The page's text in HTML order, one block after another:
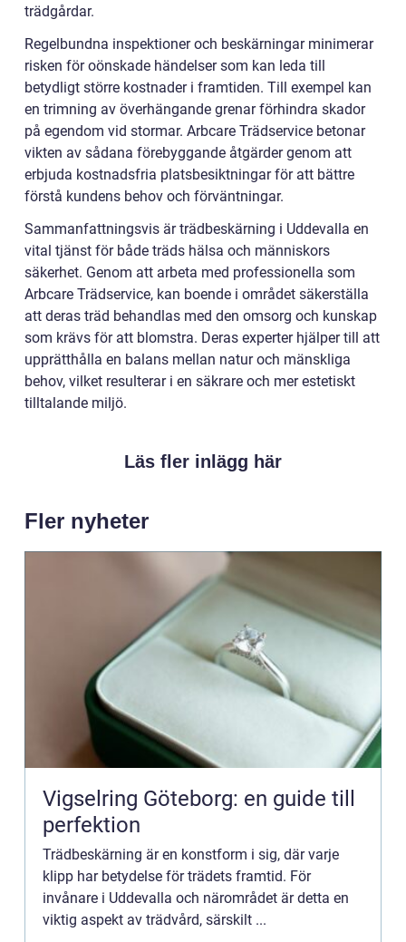
trädgårdar.
Regelbundna inspektioner och beskärningar minimerar
risken för oönskade händelser som kan leda till
betydligt större kostnader i framtiden. Till exempel kan
en trimning av överhängande grenar förhindra skador
på egendom vid stormar. Arbcare Trädservice betonar
vikten av sådana förebyggande åtgärder genom att
erbjuda kostnadsfria platsbesiktningar för att bättre
förstå kundens behov och förväntningar.
Sammanfattningsvis är trädbeskärning i Uddevalla en
vital tjänst för både träds hälsa och människors
säkerhet. Genom att arbeta med professionella som
Arbcare Trädservice, kan boende i området säkerställa
att deras träd behandlas med den omsorg och kunskap
som krävs för att blomstra. Deras experter hjälper till att
upprätthålla en balans mellan natur och mänskliga
behov, vilket resulterar i en säkrare och mer estetiskt
tilltalande miljö.
Läs fler inlägg här
Fler nyheter
Vigselring Göteborg: en guide till
perfektion
Trädbeskärning är en konstform i sig, där varje
klipp har betydelse för trädets framtid. För
invånare i Uddevalla och närområdet är detta en
viktig aspekt av trädvård, särskilt ...